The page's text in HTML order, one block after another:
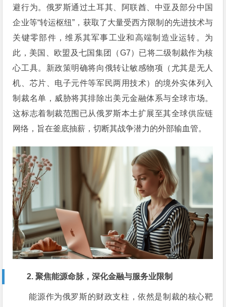
避行为。俄罗斯通过土耳其、阿联酋、中亚及部分中国
企业等“转运枢纽”，获取了大量受西方限制的先进技术与
关键零部件，维系其军事工业和高端制造业运转。为
此，美国、欧盟及七国集团（G7）已将二级制裁作为核
心工具。新政策明确将向俄转让敏感物项（尤其是无人
机、芯片、电子元件等军民两用技术）的境外实体列入
制裁名单，威胁将其排除出美元金融体系与全球市场。
这标志着制裁范围已从俄罗斯本土扩展至其全球供应链
网络，旨在釜底抽薪，切断其战争潜力的外部输血管。
2. 聚焦能源命脉，深化金融与服务业限制
能源作为俄罗斯的财政支柱，依然是制裁的核心靶